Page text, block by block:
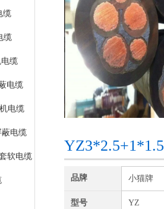
缆
缆
缆
电缆
电缆
蔽电缆
软电缆
品牌 小猫牌
型号 YZ